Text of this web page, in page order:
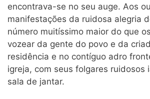
encontrava-se no seu auge. Aos
manifestações da ruidosa alegria
número muitíssimo maior do que
vozear da gente do povo e da
residência e no contíguo adro
igreja, com seus folgares
sala de jantar.